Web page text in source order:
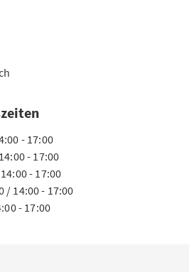
- 17:00
- 17:00
- 17:00
/ 14:00 - 17:00
- 17:00